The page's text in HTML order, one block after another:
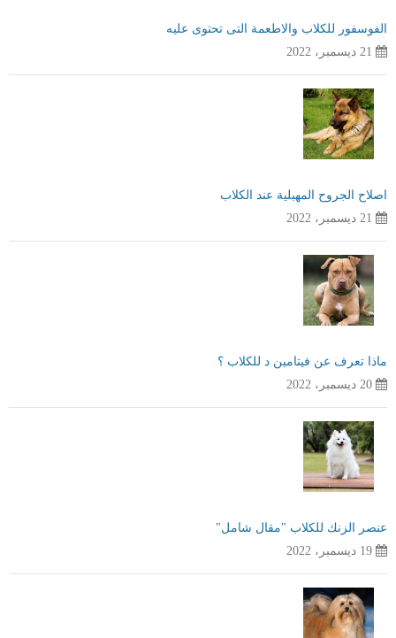
الفوسفور للكلاب والاطعمة التى تحتوى عليه
21 ديسمبر، 2022
اصلاح الجروح المهبلية عند الكلاب
21 ديسمبر، 2022
ماذا تعرف عن فيتامين د للكلاب ؟
20 ديسمبر، 2022
عنصر الزنك للكلاب "مقال شامل"
19 ديسمبر، 2022